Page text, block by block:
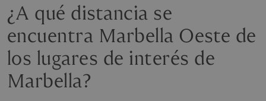
¿A qué distancia se
encuentra Marbella Oeste de
los lugares de interés de
Marbella?